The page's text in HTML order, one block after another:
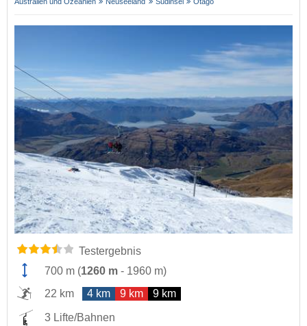
Testergebnis
700 m (1260 m - 1960 m)
22 km
4 km 9 km 9 km
3 Lifte/Bahnen